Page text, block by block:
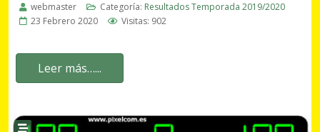
webmaster Categoría: Resultados Temporada 2019/2020
23 Febrero 2020
Visitas: 902
Leer más…...